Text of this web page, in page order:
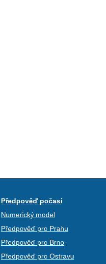
Předpověď počasí
Numerický model
Předpověď pro Prahu
Předpověď pro Brno
Předpověď pro Ostravu